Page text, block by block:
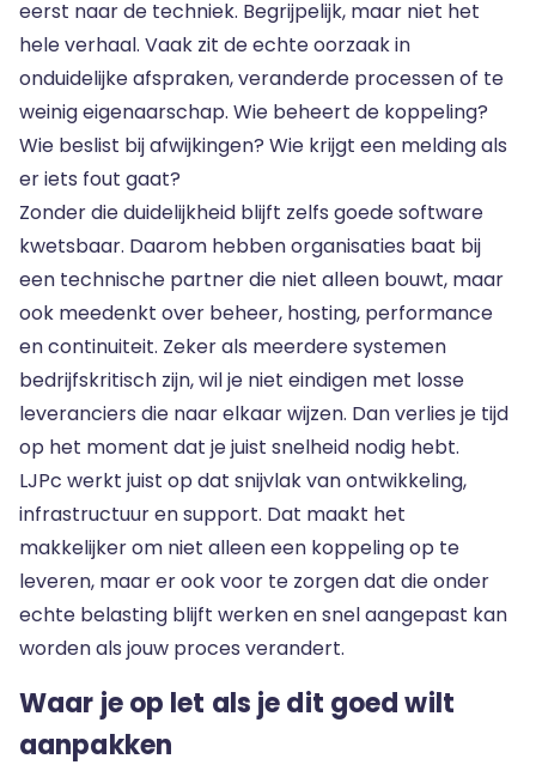
eerst naar de techniek. Begrijpelijk, maar niet het
hele verhaal. Vaak zit de echte oorzaak in
onduidelijke afspraken, veranderde processen of te
weinig eigenaarschap. Wie beheert de koppeling?
Wie beslist bij afwijkingen? Wie krijgt een melding als
er iets fout gaat?
Zonder die duidelijkheid blijft zelfs goede software
kwetsbaar. Daarom hebben organisaties baat bij
een technische partner die niet alleen bouwt, maar
ook meedenkt over beheer, hosting, performance
en continuiteit. Zeker als meerdere systemen
bedrijfskritisch zijn, wil je niet eindigen met losse
leveranciers die naar elkaar wijzen. Dan verlies je tijd
op het moment dat je juist snelheid nodig hebt.
LJPc werkt juist op dat snijvlak van ontwikkeling,
infrastructuur en support. Dat maakt het
makkelijker om niet alleen een koppeling op te
leveren, maar er ook voor te zorgen dat die onder
echte belasting blijft werken en snel aangepast kan
worden als jouw proces verandert.
Waar je op let als je dit goed wilt
aanpakken